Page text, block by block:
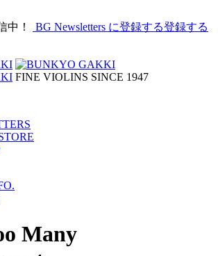
中！
BG Newsletters に登録する登録する
FINE VIOLINS SINCE 1947